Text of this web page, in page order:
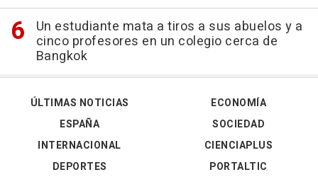
Un estudiante mata a tiros a sus abuelos y a
cinco profesores en un colegio cerca de
Bangkok
ÚLTIMAS NOTICIAS
ESPAÑA
INTERNACIONAL
DEPORTES
ECONOMÍA
SOCIEDAD
CIENCIAPLUS
PORTALTIC